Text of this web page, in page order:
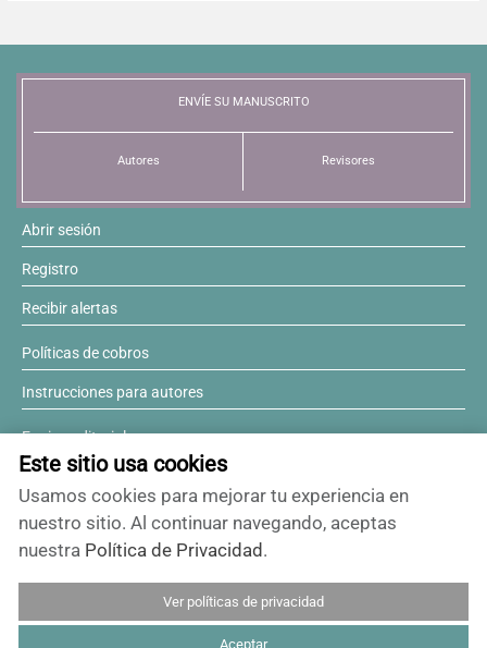
Este sitio usa cookies
Usamos cookies para mejorar tu experiencia en
nuestro sitio. Al continuar navegando, aceptas
nuestra Política de Privacidad.
Ver políticas de privacidad
Aceptar
ENVÍE SU MANUSCRITO
Autores Revisores
Abrir sesión
Registro
Recibir alertas
Políticas de cobros
Instrucciones para autores
Equipo editorial
Comité editorial
¿Desea ser revisor?
Contactos y soporte
ISSN 0717-6384